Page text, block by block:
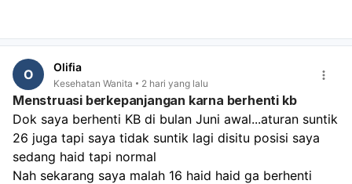
O Olifia
Kesehatan Wanita 2 hari yang lalu
Menstruasi berkepanjangan karna berhenti kb
Dok saya berhenti KB di bulan Juni awal...aturan suntik
26 juga tapi saya tidak suntik lagi disitu posisi saya
sedang haid tapi normal
Nah sekarang saya malah 16 haid haid ga berhenti